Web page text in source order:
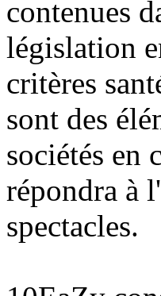
contenues
législation
critères
sont des
sociétés en
répondra à
spectacles.